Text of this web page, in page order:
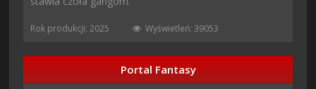
Rok produkcji: 2025 Wyświetleń: 39053
Portal Fantasy